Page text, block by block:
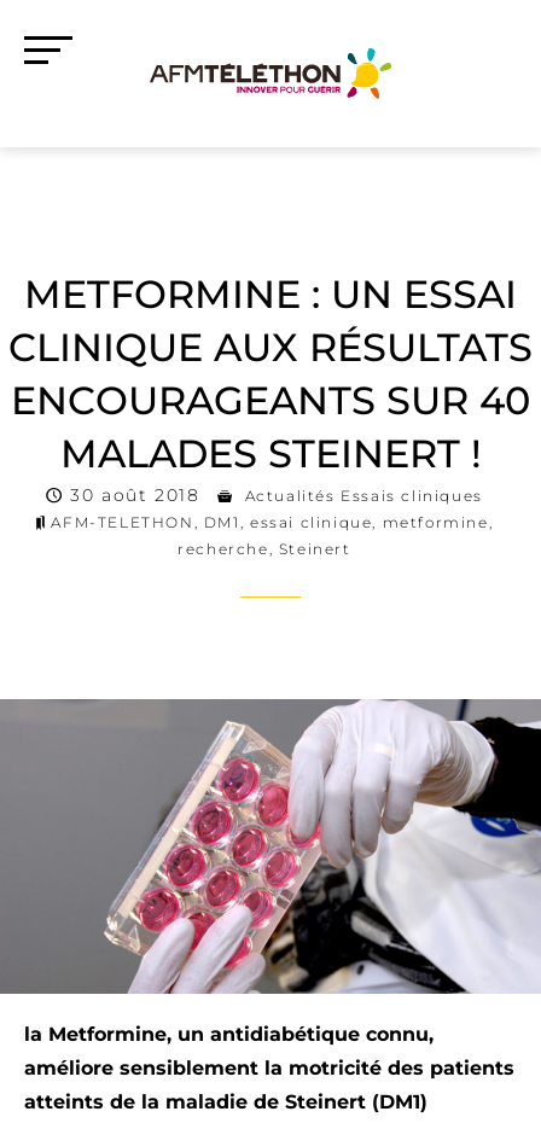
METFORMINE : UN ESSAI
CLINIQUE AUX RÉSULTATS
ENCOURAGEANTS SUR 40
MALADES STEINERT !
30 août 2018
Actualités Essais cliniques
AFM-TELETHON , DM1 , essai clinique, metformine,
recherche, Steinert
la Metformine, un antidiabétique connu,
améliore sensiblement la motricité des patients
atteints de la maladie de Steinert (DM1)